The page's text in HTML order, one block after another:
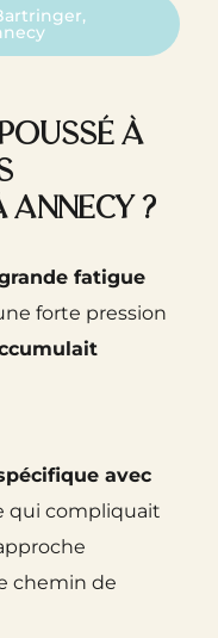
à
?
fatigue
forte pression
avec
qui compliquait
chemin de